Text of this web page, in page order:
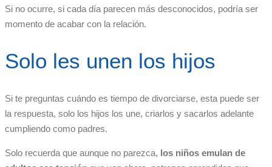
Si no ocurre, si cada día parecen más desconocidos, podría ser
momento de acabar con la relación.
Solo les unen los hijos
Si te preguntas cuándo es tiempo de divorciarse, esta puede ser
la respuesta, solo los hijos los une, criarlos y sacarlos adelante
cumpliendo como padres.
Solo recuerda que aunque no parezca, los niños emulan de